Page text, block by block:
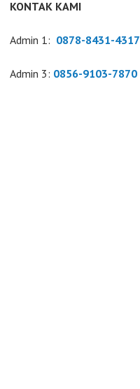
KONTAK KAMI
Admin 1: 0878-8431-4317
Admin 3: 0856-9103-7870